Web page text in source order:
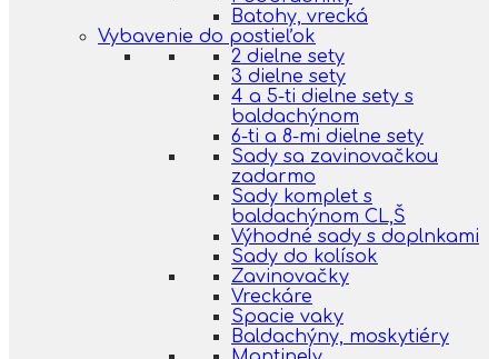
Batohy, vrecká
Vybavenie do postieľok
2 dielne sety
3 dielne sety
4 a 5-ti dielne sety s
baldachýnom
6-ti a 8-mi dielne sety
Sady sa zavinovačkou
zadarmo
Sady komplet s
baldachýnom CL,Š
Výhodné sady s doplnkami
Sady do kolísok
Zavinovačky
Vreckáre
Spacie vaky
Baldachýny, moskytiéry